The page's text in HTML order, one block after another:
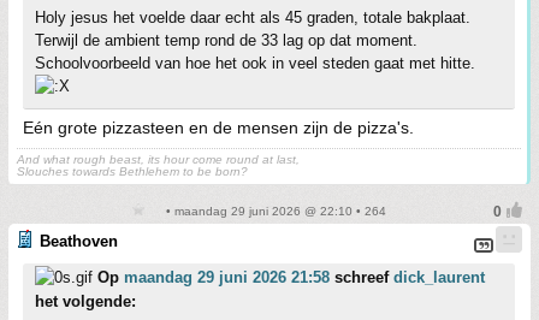
Holy jesus het voelde daar echt als 45 graden, totale bakplaat.
Terwijl de ambient temp rond de 33 lag op dat moment.
Schoolvoorbeeld van hoe het ook in veel steden gaat met hitte.
Eén grote pizzasteen en de mensen zijn de pizza's.
And what rough beast, its hour come round at last,
Slouches towards Bethlehem to be born?
• maandag 29 juni 2026 @ 22:10 • 264
Beathoven
Op maandag 29 juni 2026 21:58 schreef dick_laurent
het volgende: